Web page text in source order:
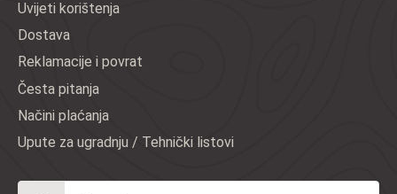
Uvijeti korištenja
Dostava
Reklamacije i povrat
Česta pitanja
Načini plaćanja
Upute za ugradnju / Tehnički listovi